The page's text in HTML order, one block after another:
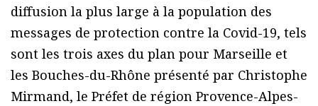
diffusion la plus large à la population des
messages de protection contre la Covid-19, tels
sont les trois axes du plan pour Marseille et
les Bouches-du-Rhône présenté par Christophe
Mirmand, le Préfet de région Provence-Alpes-